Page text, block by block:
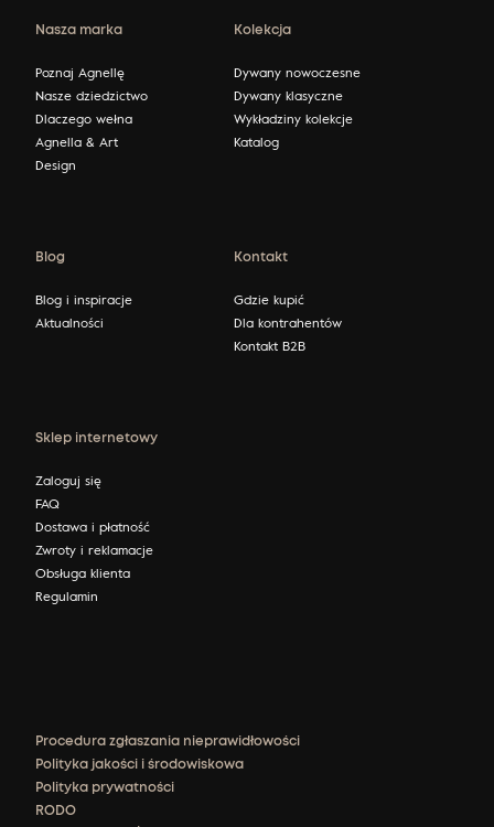
Nasza marka
Poznaj Agnellę
Nasze dziedzictwo
Dlaczego wełna
Agnella & Art
Design
Kolekcja
Dywany nowoczesne
Dywany klasyczne
Wykładziny kolekcje
Katalog
Blog
Blog i inspiracje
Aktualności
Kontakt
Gdzie kupić
Dla kontrahentów
Kontakt B2B
Sklep internetowy
Zaloguj się
FAQ
Dostawa i płatność
Zwroty i reklamacje
Obsługa klienta
Regulamin
Procedura zgłaszania nieprawidłowości
Polityka jakości i środowiskowa
Polityka prywatności
RODO